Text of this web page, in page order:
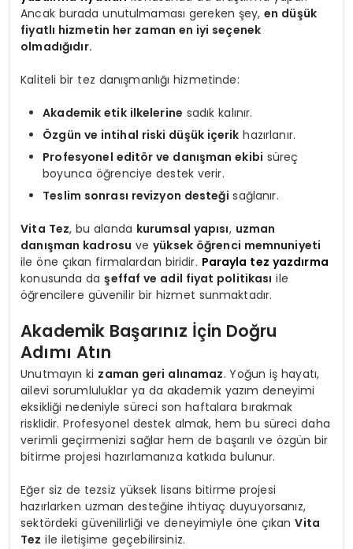
Ancak burada unutulmaması gereken şey,en düşük
fiyatlı hizmetin her zaman en iyi seçenek
olmadığıdır.
Kaliteli bir tez danışmanlığı hizmetinde:
Akademik etik ilkelerine sadık kalınır.
Özgün ve intihal riski düşük içerik hazırlanır.
Profesyonel editör ve danışman ekibi süreç
boyunca öğrenciye destek verir.
Teslim sonrası revizyon desteği sağlanır.
Vita Tez, bu alanda kurumsal yapısı, uzman
danışman kadrosu veyüksek öğrenci memnuniyeti
ile öne çıkan firmalardan biridir. Parayla tez yazdırma
konusunda daşeffaf ve adil fiyat politikası ile
öğrencilere güvenilir bir hizmet sunmaktadır.
Akademik Başarınız İçin Doğru
Adımı Atın
Unutmayın ki zaman geri alınamaz. Yoğun iş hayatı,
ailevi sorumluluklar ya da akademik yazım deneyimi
eksikliği nedeniyle süreci son haftalara bırakmak
risklidir. Profesyonel destek almak, hem bu süreci daha
verimli geçirmenizi sağlar hem de başarılı ve özgün bir
bitirme projesi hazırlamanıza katkıda bulunur.
Eğer siz de tezsiz yüksek lisans bitirme projesi
hazırlarken uzman desteğine ihtiyaç duyuyorsanız,
sektördeki güvenilirliği ve deneyimiyle öne çıkanVita
Tez ile iletişime geçebilirsiniz.